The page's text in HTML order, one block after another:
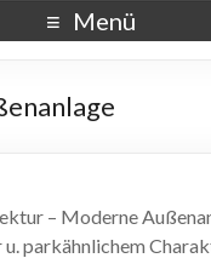
Menü
– Moderne
parkähnlichem